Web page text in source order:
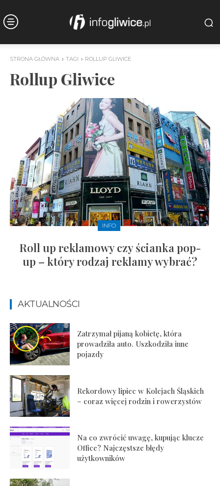
STRONA GŁÓWNA TAGI ROLLUP GLIWICE
Rollup Gliwice
INFO
Roll up reklamowy czy ścianka pop-
up – który rodzaj reklamy wybrać?
AKTUALNOŚCI
Zatrzymał pijaną kobietę, która
prowadziła auto. Uszkodziła inne
pojazdy
Rekordowy lipiec w Kolejach Śląskich
– coraz więcej rodzin i rowerzystów
Na co zwrócić uwagę, kupując klucze
Office? Najczęstsze błędy
użytkowników